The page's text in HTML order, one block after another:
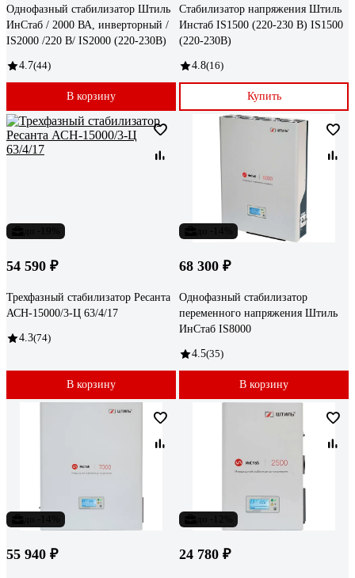
Однофазный стабилизатор Штиль
ИнСтаб / 2000 ВА, инверторный /
IS2000 /220 В/ IS2000 (220-230В)
4.7(44)
В корзину
Стабилизатор напряжения Штиль
Инстаб IS1500 (220-230 В) IS1500
(220-230В)
4.8(16)
Купить
54 590 ₽
Трехфазный стабилизатор Ресанта
АСН-15000/3-Ц 63/4/17
4.3(74)
В корзину
68 300 ₽
Однофазный стабилизатор
переменного напряжения Штиль
ИнСтаб IS8000
4.5(35)
В корзину
55 940 ₽ 24 780 ₽